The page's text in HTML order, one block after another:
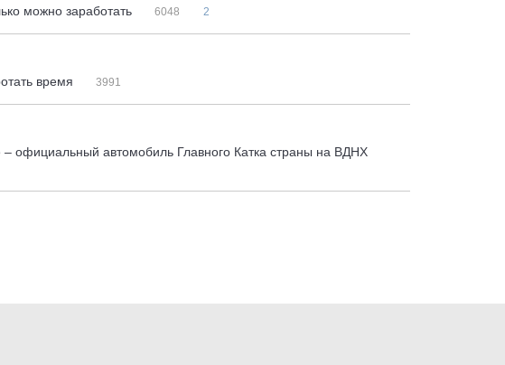
можно заработать
6048 2
время
3991
– официальный автомобиль Главного Катка страны на ВДНХ